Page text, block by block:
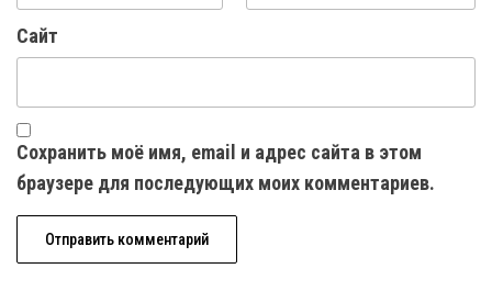
Сайт
Сохранить моё имя, email и адрес сайта в этом
браузере для последующих моих комментариев.